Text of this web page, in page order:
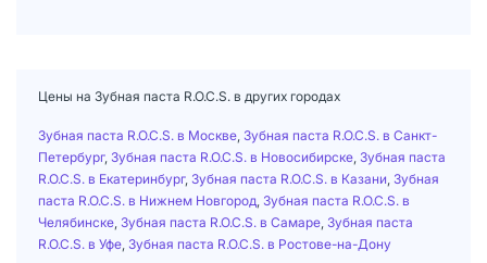
Цены на Зубная паста R.O.C.S. в других городах
Зубная паста R.O.C.S. в Москве Зубная паста R.O.C.S. в Санкт-
Петербург, Зубная паста R.O.C.S. в Новосибирске Зубная паста
R.O.C.S. в Екатеринбург, Зубная паста R.O.C.S. в Казани Зубная
паста R.O.C.S. в Нижнем Новгород Зубная паста R.O.C.S. в
Челябинске Зубная паста R.O.C.S. в Самаре Зубная паста
R.O.C.S. в Уфе Зубная паста R.O.C.S. в Ростове-на-Дону